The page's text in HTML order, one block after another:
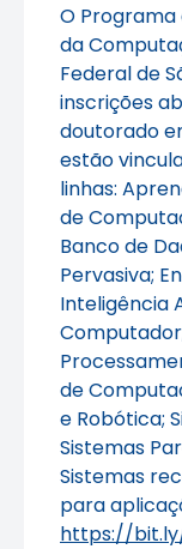
O
da
Federal de
inscrições
doutorado
estão
linhas:
de
Banco de
Pervasiva;
Inteligência
de
e Robótica;
Sistemas
Sistemas
para
https://